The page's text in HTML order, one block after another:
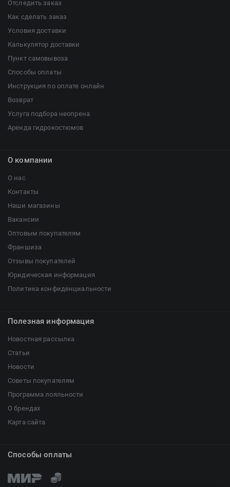
Отследить заказ
Как сделать заказ
Условия доставки
Калькулятор доставки
Пункт самовывоза
Способы оплаты
Инструкция по оплате онлайн
Возврат
Услуга подбора неопрена
Аренда гидрокостюмов
О компании
О нас
Контакты
Наши магазины
Вакансии
Оптовым покупателям
Франшиза
Отзывы покупателей
Юридическая информация
Политика конфиденциальности
Полезная информация
Новостная рассылка
Статьи
Новости
Советы покупателям
Программа лояльности
О брендах
Карта сайта
Способы оплаты